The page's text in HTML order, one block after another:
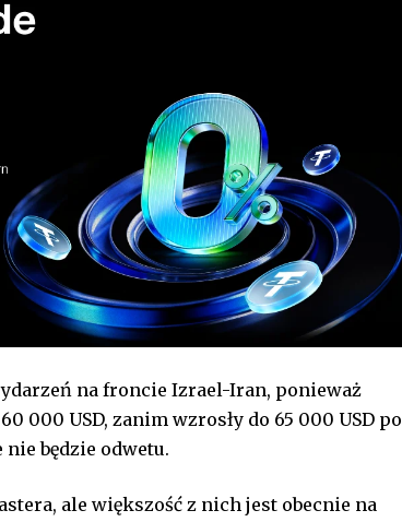
na froncie Izrael-Iran, ponieważ
000 USD, zanim wzrosły do 65 000 USD po
będzie odwetu.
ale większość z nich jest obecnie na